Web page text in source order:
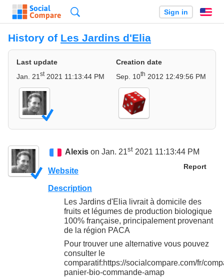
Sign in
History of Les Jardins d'Elia
Last update
Jan. 21 st2021 11:13:44 PM
Creation date
Sep. 10th 2012 12:49:56 PM
Alexis on Jan. 21st 2021 11:13:44 PM
Report
Website
Description
Les Jardins d'Elia livrait à domicile des
fruits et légumes de production biologique
100% française, principalement provenant
de la région PACA
Pour trouver une alternative vous pouvez
consulter le
comparatif:https://socialcompare.com/fr/
panier-bio-commande-amap